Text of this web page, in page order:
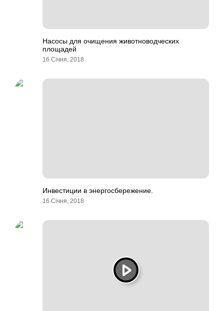
Насосы для очищения животноводческих
площадей
16 Січня, 2018
Инвестиции в энергосбережение.
16 Січня, 2018